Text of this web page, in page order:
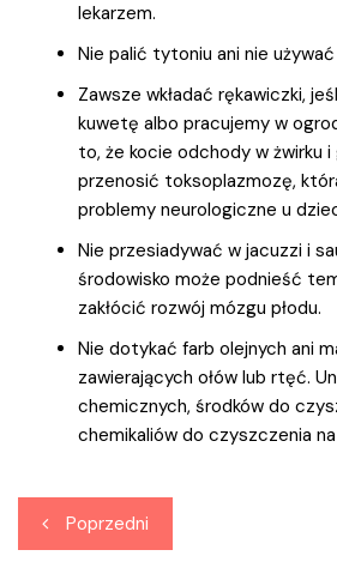
lekarzem.
Nie palić tytoniu ani nie używać
Zawsze wkładać rękawiczki,
kuwetę albo pracujemy w
to, że kocie odchody w żwirku
przenosić toksoplazmozę,
problemy neurologiczne u
Nie przesiadywać w jacuzzi i
środowisko może podnieść
zakłócić rozwój mózgu płodu.
Nie dotykać farb olejnych ani
zawierających ołów lub rtęć.
chemicznych, środków do
chemikaliów do czyszczenia
Nawigacja
wpisu
Poprzedni